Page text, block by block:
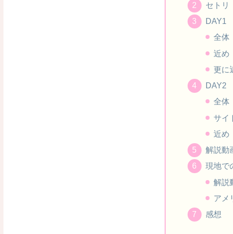
セトリ
DAY1
全体
近め
更に
DAY2
全体
サイ
近め
解説動
現地で
解説
アメ
感想